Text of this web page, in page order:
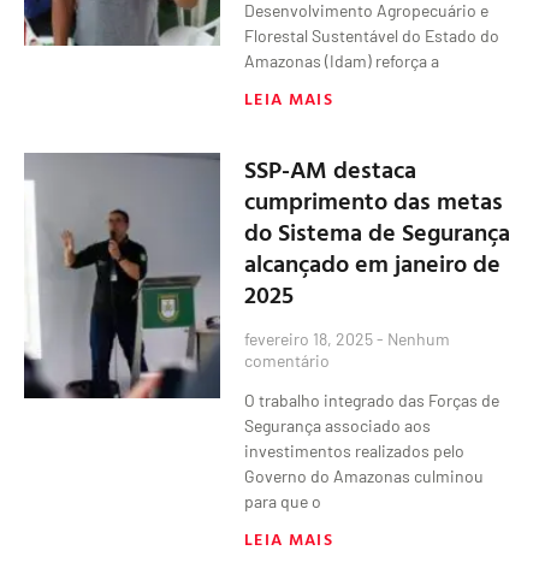
Desenvolvimento Agropecuário e
Florestal Sustentável do Estado do
Amazonas (Idam) reforça a
LEIA MAIS
SSP-AM destaca
cumprimento das metas
do Sistema de Segurança
alcançado em janeiro de
2025
fevereiro 18, 2025 Nenhum
comentário
O trabalho integrado das Forças de
Segurança associado aos
investimentos realizados pelo
Governo do Amazonas culminou
para que o
LEIA MAIS